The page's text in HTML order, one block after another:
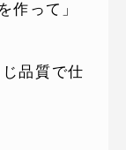
作って」
品質で仕